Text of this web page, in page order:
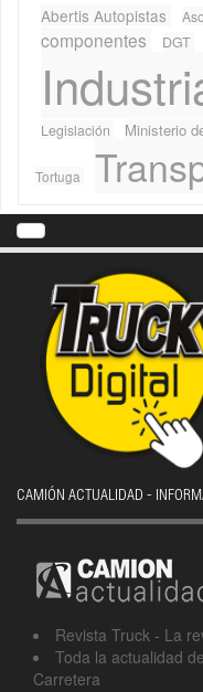
Abertis Autopistas
componentes DGT
Legislación
Ministerio
Tortuga
CAMIÓN ACTUALIDAD -
Revista Truck - La
Toda la actualidad
Carretera